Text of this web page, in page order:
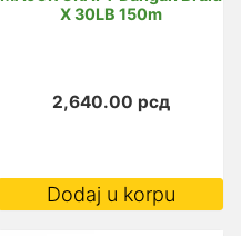
X 30LB 150m
2,640.00 рсд
Dodaj u korpu